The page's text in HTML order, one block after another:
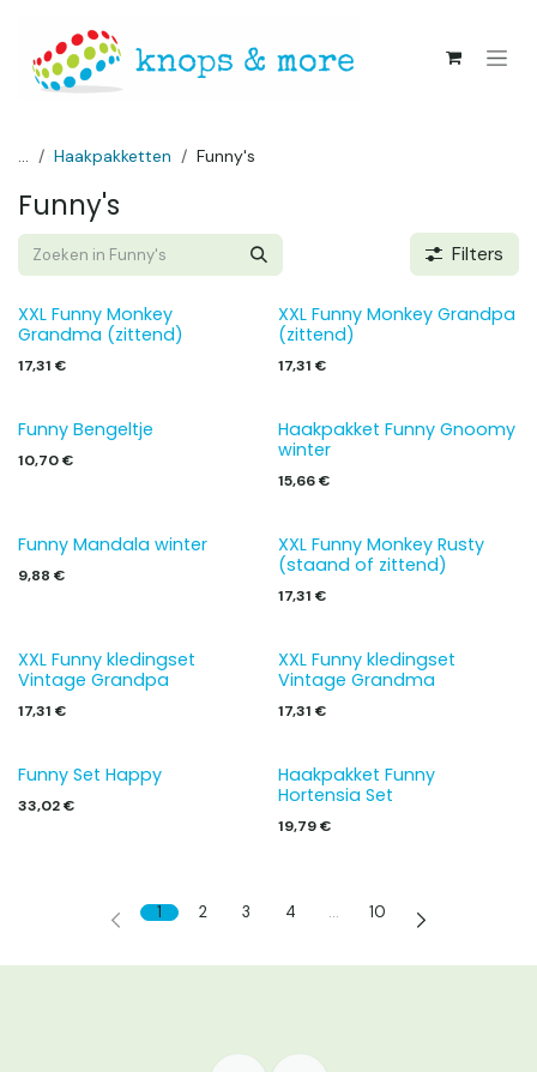
... Haakpakketten Funny's
Funny's
Filters
XXL Funny Monkey
Grandma (zittend)
17,31 €
XXL Funny Monkey Grandpa
(zittend)
17,31 €
Funny Bengeltje
10,70€
Haakpakket Funny Gnoomy
winter
15,66€
Funny Mandala winter
9,88 €
XXL Funny Monkey Rusty
(staand of zittend)
17,31 €
XXL Funny kledingset
Vintage Grandpa
17,31 €
XXL Funny kledingset
Vintage Grandma
17,31 €
Funny Set Happy
33,02€
Haakpakket Funny
Hortensia Set
19,79€
1 2 3 4 … 10